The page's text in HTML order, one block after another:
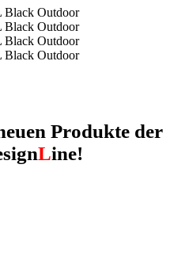
Produkte der
Line!